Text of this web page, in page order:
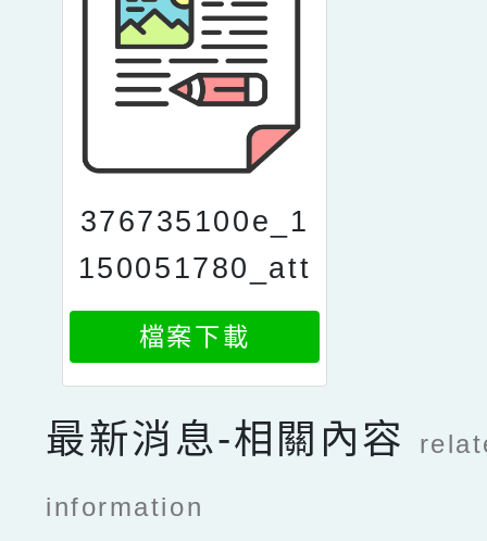
376735100e_1
150051780_att
ach1
檔案下載
最新消息-相關內容
information